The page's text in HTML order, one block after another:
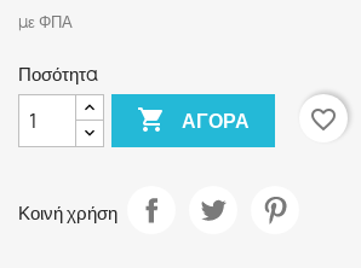
με ΦΠΑ
Ποσότητα
 ΑΓΟΡΆ favorite_border
Κοινή χρήση